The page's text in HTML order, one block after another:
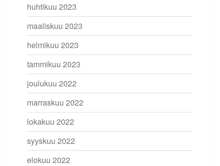
huhtikuu 2023
maaliskuu 2023
helmikuu 2023
tammikuu 2023
joulukuu 2022
marraskuu 2022
lokakuu 2022
syyskuu 2022
elokuu 2022